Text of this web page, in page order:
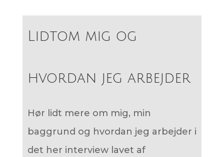
Lidtom mig og
hvordan jeg arbejder
Hør lidt mere om mig, min
baggrund og hvordan jeg arbejder i
det her interview lavet af